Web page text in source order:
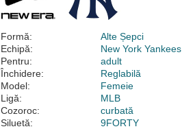
Formă:
Alte Șepci
Echipă:
New York Yankees
Pentru:
adult
Închidere:
Reglabilă
Model:
Femeie
Ligă:
MLB
Cozoroc:
curbată
Siluetă:
9FORTY